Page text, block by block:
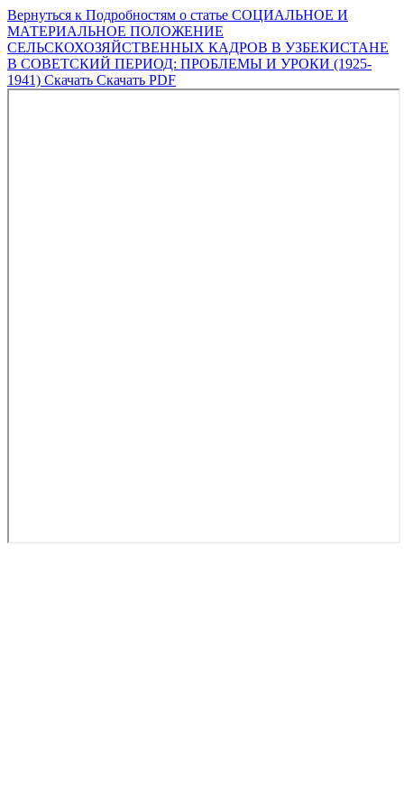
Вернуться к Подробностям о статье СОЦИАЛЬНОЕ И
МАТЕРИАЛЬНОЕ ПОЛОЖЕНИЕ
СЕЛЬСКОХОЗЯЙСТВЕННЫХ КАДРОВ В УЗБЕКИСТАНЕ
В СОВЕТСКИЙ ПЕРИОД: ПРОБЛЕМЫ И УРОКИ (1925-
1941) Скачать Скачать PDF